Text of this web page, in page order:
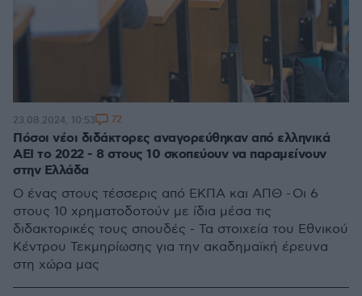
Πόσοι νέοι διδάκτορες αναγορεύθηκαν από ελληνικά
ΑΕΙ το 2022 - 8 στους 10 σκοπεύουν να παραμείνουν
στην Ελλάδα
Ο ένας στους τέσσερις από ΕΚΠΑ και ΑΠΘ - Οι 6
στους 10 χρηματοδοτούν με ίδια μέσα τις
διδακτορικές τους σπουδές - Τα στοιχεία του Εθνικού
Κέντρου Τεκμηρίωσης για την ακαδημαϊκή έρευνα
στη χώρα μας
23.08.2024, 10:53 72